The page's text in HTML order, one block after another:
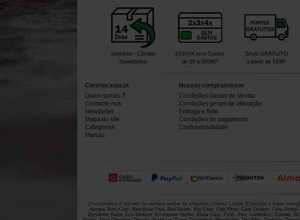
Satisfeito - Câmbio
Reembolso
2X3X4X sem Custos
de 50 a 2000€²
Envio GRATUITO
a partir de 199€¹
Chronocarpa.pt
Quem somos ?
Contacte-nos
Newsletter
Mapa do site
Categorias
Marcas
Nossos compromissos
Condições Gerais de Venda
Condições gerais de utilização
Entrega e frete
Condições de pagamento
Confidencialidade
Chronocarpa é um site de vendas online da empresa Chrono Loisirs. Encontra a maior
Atropa Avid Carp Bait Boat Pod BeeTackle Big Carp Cap River, Carp Design Carp Porter,
Dynamite Baits, Eco Sinkers, Enterprise Tackle Extra Carp Faith Fox, Garbolino Garmin